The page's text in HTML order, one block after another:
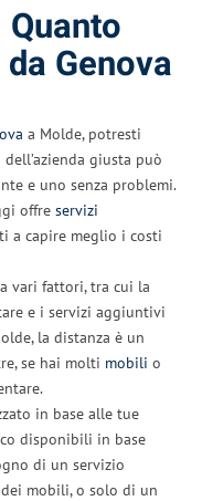
Genova
a Molde, potresti
dell’azienda giusta può
e uno senza problemi.
offre servizi
a capire meglio i costi
vari fattori, tra cui la
e i servizi aggiuntivi
la distanza è un
se hai molti mobili o
in base alle tue
disponibili in base
di un servizio
mobili, o solo di un